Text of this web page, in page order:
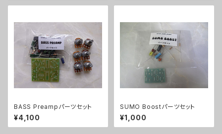
BASS Preampパーツセット
¥4,100
SUMO Boostパーツセット
¥1,000